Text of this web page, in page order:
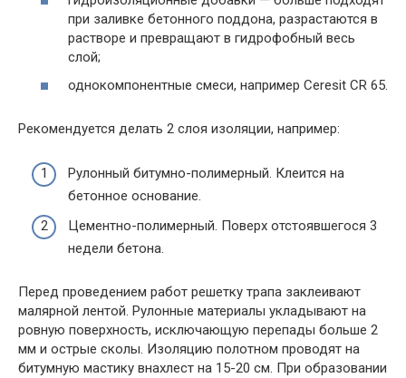
при заливке бетонного поддона, разрастаются в
растворе и превращают в гидрофобный весь
слой;
однокомпонентные смеси, например Ceresit CR 65.
Рекомендуется делать 2 слоя изоляции, например:
Рулонный битумно-полимерный. Клеится на
бетонное основание.
Цементно-полимерный. Поверх отстоявшегося 3
недели бетона.
Перед проведением работ решетку трапа заклеивают
малярной лентой. Рулонные материалы укладывают на
ровную поверхность, исключающую перепады больше 2
мм и острые сколы. Изоляцию полотном проводят на
битумную мастику внахлест на 15-20 см. При образовании